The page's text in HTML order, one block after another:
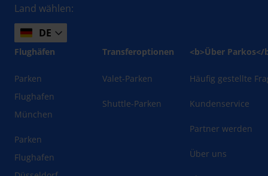
Land wählen:
DE
Flughäfen
Parken
Flughafen
München
Parken
Flughafen
Transferoptionen
Valet-Parken
Shuttle-Parken
<b>Über Parkos</
Häufig gestellte
Kundenservice
Partner werden
Über uns